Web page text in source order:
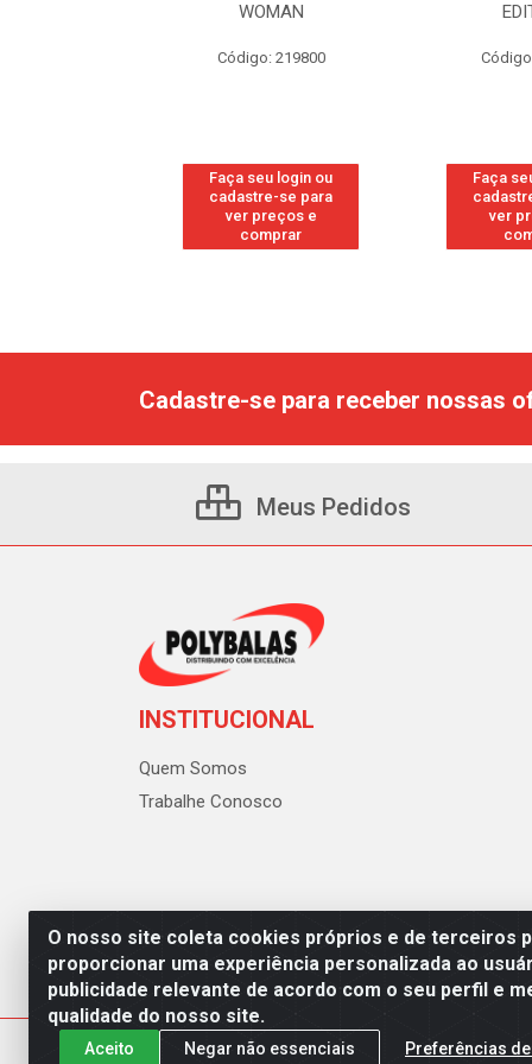
WOMAN
Código: 219800
Faça seu login ou
cadastre-se para
ver preços e
comprar
Faça
ver
O nosso site coleta cookies próprios e de terceiros
proporcionar uma experiência personalizada ao
publicidade relevante de acordo com o seu perfil e
qualidade do nosso site.
Aceito Negar não essenciais Preferências
Cadastre-se para receber nossas
Meus Pedidos
INSTITUCIONAL
Quem Somos
Trabalhe Conosco
Polybalas - Rua João Miguel